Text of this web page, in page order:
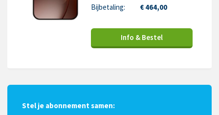
Bijbetaling:
€ 464,00
Info & Bestel
Stel je abonnement samen: